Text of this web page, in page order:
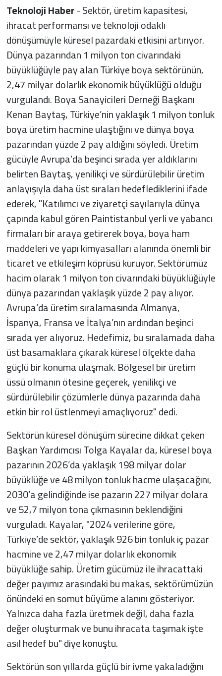
Teknoloji Haber- Sektör, üretim kapasitesi,
ihracat performansı ve teknoloji odaklı
dönüşümüyle küresel pazardaki etkisini artırıyor.
Dünya pazarından 1 milyon ton civarındaki
büyüklüğüyle pay alan Türkiye boya sektörünün,
2,47 milyar dolarlık ekonomik büyüklüğü olduğu
vurgulandı. Boya Sanayicileri Derneği Başkanı
Kenan Baytaş, Türkiye’nin yaklaşık 1 milyon tonluk
boya üretim hacmine ulaştığını ve dünya boya
pazarından yüzde 2 pay aldığını söyledi. Üretim
gücüyle Avrupa’da beşinci sırada yer aldıklarını
belirten Baytaş, yenilikçi ve sürdürülebilir üretim
anlayışıyla daha üst sıraları hedeflediklerini ifade
ederek, "Katılımcı ve ziyaretçi sayılarıyla dünya
çapında kabul gören Paintistanbul yerli ve yabancı
firmaları bir araya getirerek boya, boya ham
maddeleri ve yapı kimyasalları alanında önemli bir
ticaret ve etkileşim köprüsü kuruyor. Sektörümüz
hacim olarak 1 milyon ton civarındaki büyüklüğüyle
dünya pazarından yaklaşık yüzde 2 pay alıyor.
Avrupa’da üretim sıralamasında Almanya,
İspanya, Fransa ve İtalya’nın ardından beşinci
sırada yer alıyoruz. Hedefimiz, bu sıralamada daha
üst basamaklara çıkarak küresel ölçekte daha
güçlü bir konuma ulaşmak. Bölgesel bir üretim
üssü olmanın ötesine geçerek, yenilikçi ve
sürdürülebilir çözümlerle dünya pazarında daha
etkin bir rol üstlenmeyi amaçlıyoruz" dedi.
Sektörün küresel dönüşüm sürecine dikkat çeken
Başkan Yardımcısı Tolga Kayalar da, küresel boya
pazarının 2026’da yaklaşık 198 milyar dolar
büyüklüğe ve 48 milyon tonluk hacme ulaşacağını,
2030’a gelindiğinde ise pazarın 227 milyar dolara
ve 52,7 milyon tona çıkmasının beklendiğini
vurguladı. Kayalar, "2024 verilerine göre,
Türkiye’de sektör, yaklaşık 926 bin tonluk iç pazar
hacmine ve 2,47 milyar dolarlık ekonomik
büyüklüğe sahip. Üretim gücümüz ile ihracattaki
değer payımız arasındaki bu makas, sektörümüzün
önündeki en somut büyüme alanını gösteriyor.
Yalnızca daha fazla üretmek değil, daha fazla
değer oluşturmak ve bunu ihracata taşımak işte
asıl hedef bu" diye konuştu.
Sektörün son yıllarda güçlü bir ivme yakaladığını